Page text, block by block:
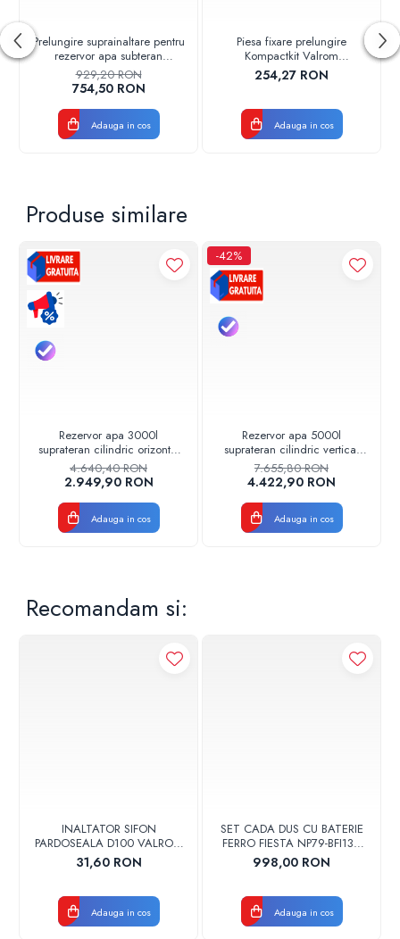
Prelungire suprainaltare pentru
rezervor apa subteran
l=600mm Stockkit Valrom
49020530001
929,20 RON
754,50 RON
Adauga in cos
Piesa fixare prelungire
Kompactkit Valrom
47901000125
254,27 RON
Adauga in cos
Produse similare
Rezervor apa 3000l
suprateran cilindric orizontal
Stockkit Valrom
49013000001
4.640,40 RON
2.949,90 RON
Adauga in cos
-42%
Rezervor apa 5000l
suprateran cilindric vertical
Stockkit Valrom
49020150000
7.655,80 RON
4.422,90 RON
Adauga in cos
Recomandam si:
INALTATOR SIFON
PARDOSEALA D100 VALROM
17001900004
31,60 RON
Adauga in cos
SET CADA DUS CU BATERIE
FERRO FIESTA NP79-BFI13U
CROM
998,00 RON
Adauga in cos